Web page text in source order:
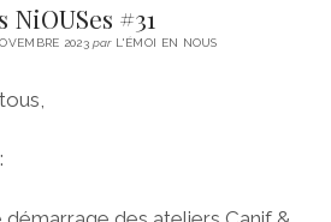
NiOUSes #31
2023parL'ÉMOI EN NOUS